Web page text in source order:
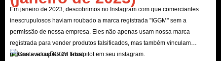
Em janeiro de 2023, descobrimos no Instagram.com que comerciantes
inescrupulosos haviam roubado a marca registrada "IGGM" sem a
permissão de nossa empresa. Eles não apenas usam nossa marca
registrada para vender produtos falsificados, mas também vinculam
nossas avaliações do Trustpilot em seu instagram.